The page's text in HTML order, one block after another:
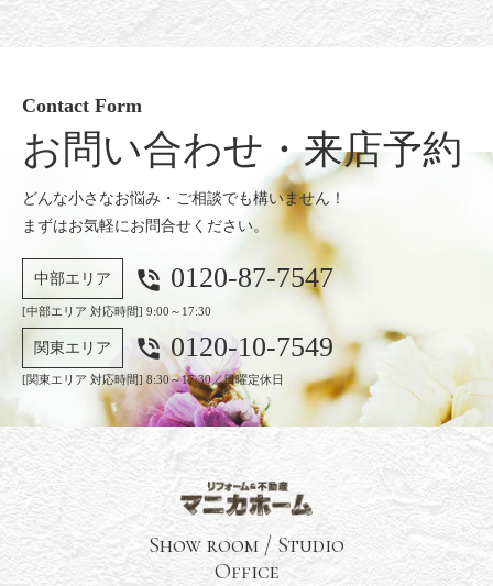
Contact Form
お問い合わせ・来店予約
どんな小さなお悩み・ご相談でも構いません！
まずはお気軽にお問合せください。
中部エリア phone_in_talk 0120-87-7547
[中部エリア 対応時間] 9:00～17:30
関東エリア phone_in_talk 0120-10-7549
[関東エリア 対応時間] 8:30～17:30／日曜定休日
Show room / Studio
Office